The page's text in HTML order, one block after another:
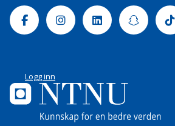
FacebookInstagramLinkedin
Logg inn